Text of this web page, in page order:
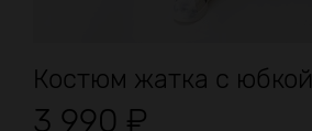
Костюм жатка с юбкой
3 990 ₽